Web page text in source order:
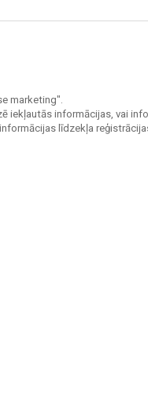
marketing".
iekļautās informācijas, vai
līdzekļa